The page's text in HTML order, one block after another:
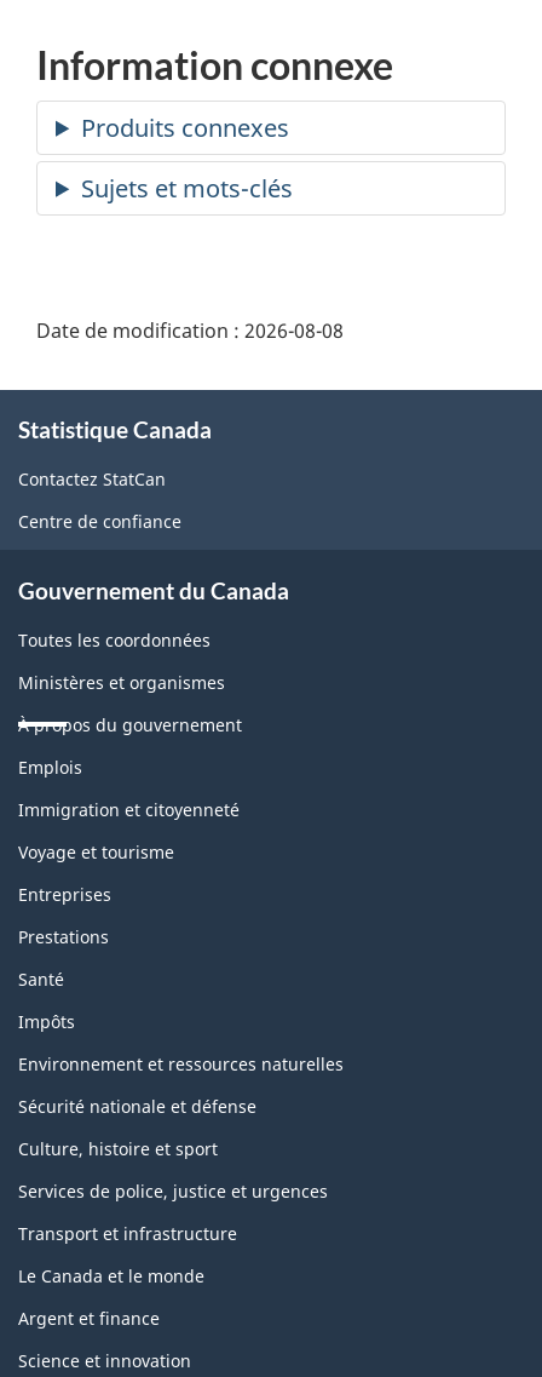
Information connexe
Date de modification : 2026-08-08
propos
de
ce
Statistique Canada
Contactez StatCan
Centre de confiance
Gouvernement du Canada
Toutes les coordonnées
Ministères et organismes
À propos du gouvernement
Thèmes
sujets
Emplois
Immigration et citoyenneté
Voyage et tourisme
Entreprises
Prestations
Santé
Impôts
Environnement et ressources naturelles
Sécurité nationale et défense
Culture, histoire et sport
Services de police, justice et urgences
Transport et infrastructure
Le Canada et le monde
Argent et finance
Science et innovation